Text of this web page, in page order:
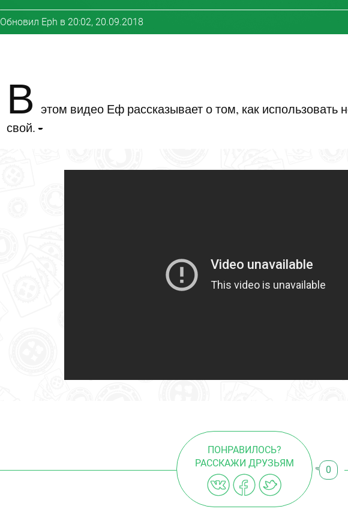
Обновил Eph в 20:02, 20.09.2018
В этом видео Еф рассказывает о том, как использовать
свой. -
ПОНРАВИЛОСЬ?
РАССКАЖИ ДРУЗЬЯМ
0